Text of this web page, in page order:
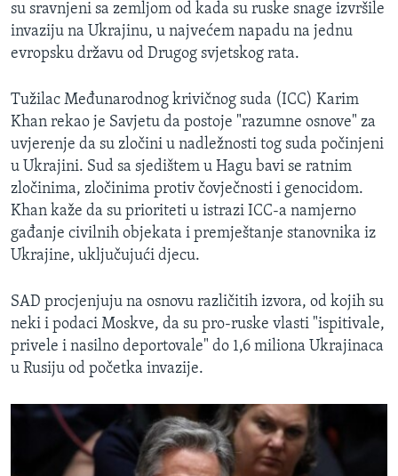
su sravnjeni sa zemljom od kada su ruske snage izvršile
invaziju na Ukrajinu, u najvećem napadu na jednu
evropsku državu od Drugog svjetskog rata.
Tužilac Međunarodnog krivičnog suda (ICC) Karim
Khan rekao je Savjetu da postoje "razumne osnove" za
uvjerenje da su zločini u nadležnosti tog suda počinjeni
u Ukrajini. Sud sa sjedištem u Hagu bavi se ratnim
zločinima, zločinima protiv čovječnosti i genocidom.
Khan kaže da su prioriteti u istrazi ICC-a namjerno
gađanje civilnih objekata i premještanje stanovnika iz
Ukrajine, uključujući djecu.
SAD procjenjuju na osnovu različitih izvora, od kojih su
neki i podaci Moskve, da su pro-ruske vlasti "ispitivale,
privele i nasilno deportovale" do 1,6 miliona Ukrajinaca
u Rusiju od početka invazije.